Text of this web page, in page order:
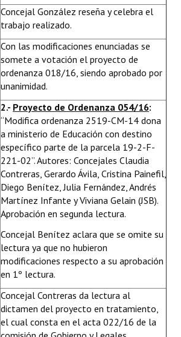
Concejal González reseña y celebra el
trabajo realizado.
Con las modificaciones enunciadas se
somete a votación el proyecto de
ordenanza 018/16, siendo aprobado por
unanimidad.
2.- Proyecto de Ordenanza 054/16:
“Modifica ordenanza 2519-CM-14 dona
a ministerio de Educación con destino
específico parte de la parcela 19-2-F-
221-02”. Autores: Concejales Claudia
Contreras, Gerardo Ávila, Cristina Painefil,
Diego Benítez, Julia Fernández, Andrés
Martínez Infante y Viviana Gelain (JSB).
Aprobación en segunda lectura.
Concejal Benítez aclara que se omite su
lectura ya que no hubieron
modificaciones respecto a su aprobación
en 1º lectura.
Concejal Contreras da lectura al
dictamen del proyecto en tratamiento,
el cual consta en el acta 022/16 de la